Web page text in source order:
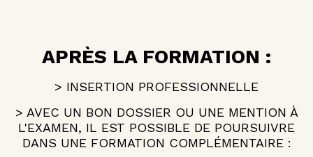
APRÈS LA FORMATION :
> INSERTION PROFESSIONNELLE
> AVEC UN BON DOSSIER OU UNE MENTION À
L'EXAMEN, IL EST POSSIBLE DE POURSUIVRE
DANS UNE FORMATION COMPLÉMENTAIRE :